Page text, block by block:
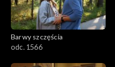
Barwy szczęścia
odc. 1566